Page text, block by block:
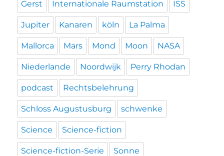
Gerst Internationale Raumstation ISS
Jupiter Kanaren köln La Palma
Mallorca Mars Mond Moon NASA
Niederlande Noordwijk Perry Rhodan
podcast Rechtsbelehrung
Schloss Augustusburg schwenke
Science Science-fiction
Science-fiction-Serie Sonne